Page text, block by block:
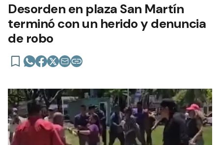
Desorden en plaza San Martín
terminó con un herido y denuncia
de robo